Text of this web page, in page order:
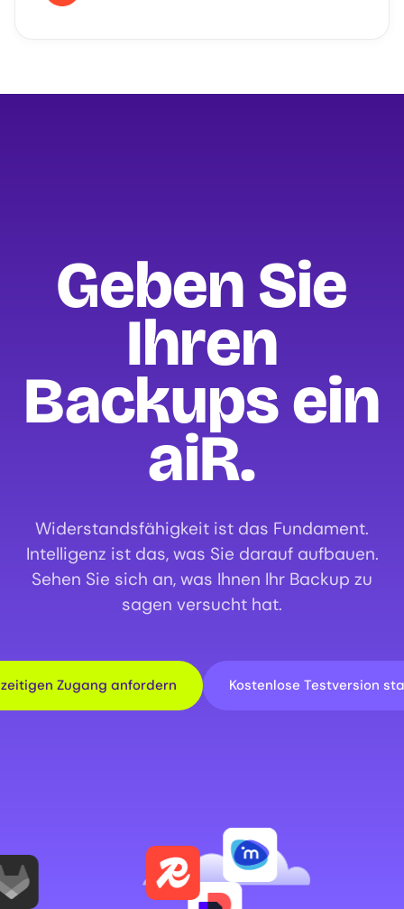
Geben Sie
Ihren
Backups ein
aiR.
Widerstandsfähigkeit ist das Fundament.
Intelligenz ist das, was Sie darauf aufbauen.
Sehen Sie sich an, was Ihnen Ihr Backup zu
sagen versucht hat.
Zugang anfordern Kostenlose Testversion